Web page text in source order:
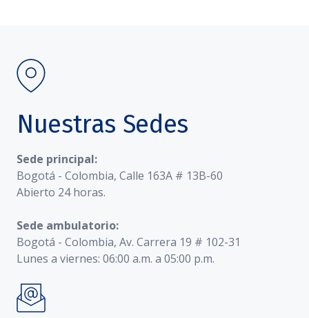
Nuestras Sedes
Sede principal:
Bogotá - Colombia, Calle 163A # 13B-60
Abierto 24 horas.
Sede ambulatorio:
Bogotá - Colombia, Av. Carrera 19 # 102-31
Lunes a viernes: 06:00 a.m. a 05:00 p.m.